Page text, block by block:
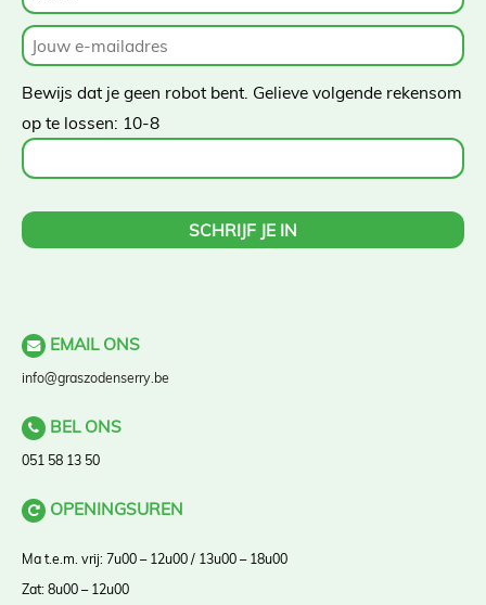
Bewijs dat je geen robot bent. Gelieve volgende rekensom
op te lossen: 10-8
EMAIL ONS
info@graszodenserry.be
BEL ONS
051 58 13 50
OPENINGSUREN
Ma t.e.m. vrij: 7u00 – 12u00 / 13u00 – 18u00
Zat: 8u00 – 12u00